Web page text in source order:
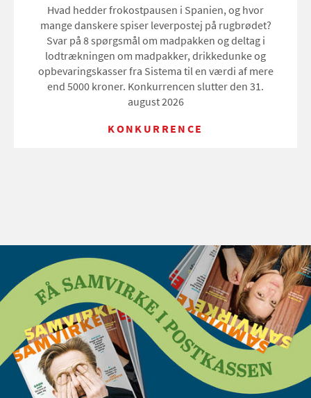
Hvad hedder frokostpausen i Spanien, og hvor
mange danskere spiser leverpostej på rugbrødet?
Svar på 8 spørgsmål om madpakken og deltag i
lodtrækningen om madpakker, drikkedunke og
opbevaringskasser fra Sistema til en værdi af mere
end 5000 kroner. Konkurrencen slutter den 31.
august 2026
KONKURRENCE